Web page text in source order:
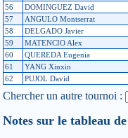
56
DOMINGUEZ David
57
ANGULO Montserrat
58
DELGADO Javier
59
MATENCIO Alex
60
QUEREDA Eugenia
61
YANG Xinxin
62
PUJOL David
Chercher un autre tournoi :
Notes sur le tableau